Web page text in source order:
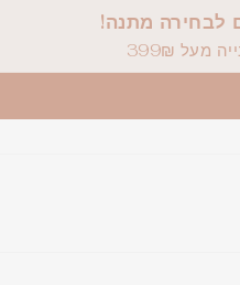
לבחירה מתנה!
מעל 399₪